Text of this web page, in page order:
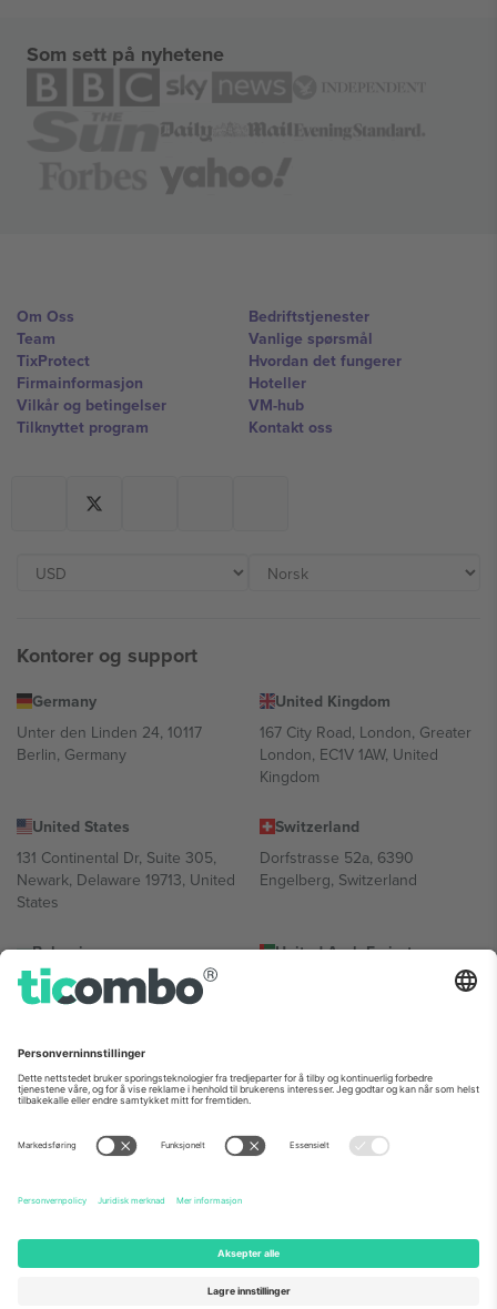
Som sett på nyhetene
Om Oss
Team
TixProtect
Firmainformasjon
Vilkår og betingelser
Tilknyttet program
Bedriftstjenester
Vanlige spørsmål
Hvordan det fungerer
Hoteller
VM-hub
Kontakt oss
Kontorer og support
Germany
Unter den Linden 24, 10117
Berlin, Germany
United Kingdom
167 City Road, London, Greater
London, EC1V 1AW, United
Kingdom
United States
131 Continental Dr, Suite 305,
Newark, Delaware 19713, United
States
Switzerland
Dorfstrasse 52a, 6390
Engelberg, Switzerland
Bulgaria
Regus Sofia City West, bul
Totleben 53-55, 1606 Sofia,
United Arab Emirates
UAE Dubai Silicon Oasis, DDP
Mexico
Av Chapultepec 360, Roma
Norte, Cuauhtémoc, 06700
Ciudad de México, CDMX,
sted, begivenhet og/eller domene. For detaljer, sjekk spesifikke
arrangementsside, forlag og vilkår.,Firmainformasjon
2026 Ticombo. Alle rettigheter reservert.